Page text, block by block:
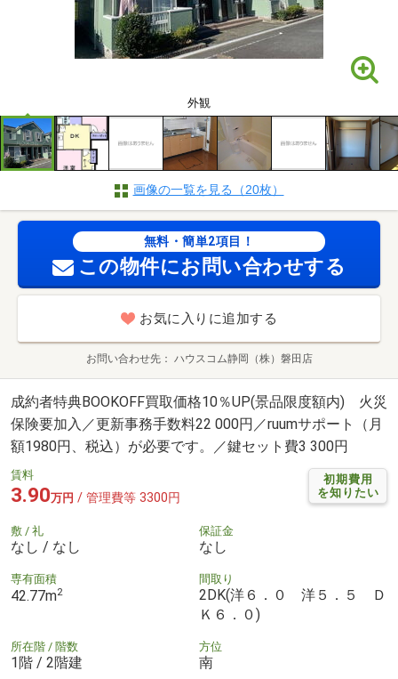
外観
画像の一覧を見る（20枚）
無料・簡単2項目！
この物件にお問い合わせする
お気に入りに追加する
お問い合わせ先 ハウスコム静岡（株）磐田店
成約者特典BOOKOFF買取価格10％UP(景品限度額内) 火災
保険要加入／更新事務手数料22 000円／ruumサポート（月
額1980円、税込）が必要です。／鍵セット費3 300円
初期費用
を知りたい
賃料
3.90万円 / 管理費等 3300円
敷 / 礼
なし / なし
保証金
なし
専有面積
42.77m2
間取り
2DK(洋６．０ 洋５．５ Ｄ
Ｋ６．０)
所在階 / 階数
1階 / 2階建
方位
南